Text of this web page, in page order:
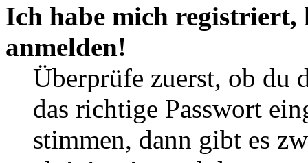
Ich habe mich
anmelden!
Überprüfe zuerst, ob du
das richtige Passwort
stimmen, dann gibt es